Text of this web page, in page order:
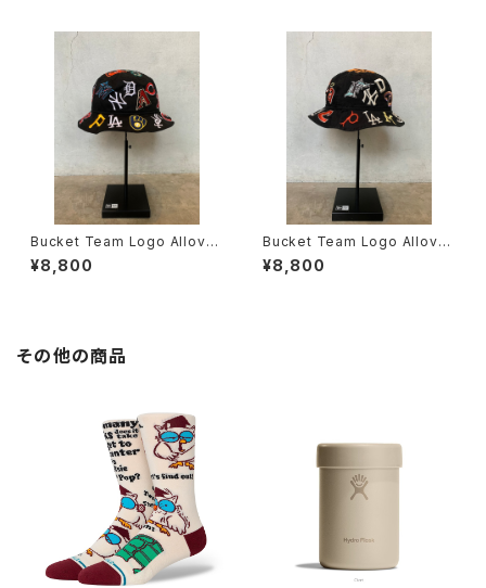
Bucket Team Logo Allover
MLB
¥8,800
Bucket Team Logo Allover
Cooperstown
¥8,800
その他の商品